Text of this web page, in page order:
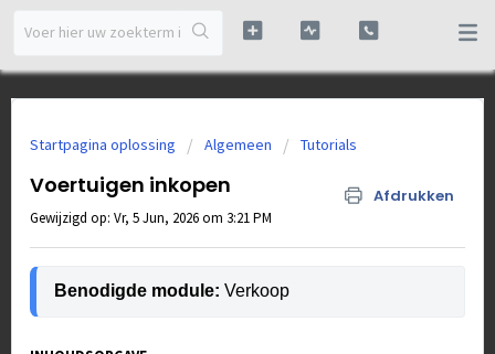
Startpagina oplossing Algemeen Tutorials
Voertuigen inkopen Afdrukken
Gewijzigd op: Vr, 5 Jun, 2026 om 3:21 PM
Benodigde module: Verkoop